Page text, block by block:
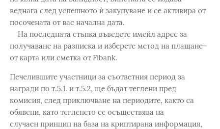
веднага след успешното ѝ закупуване и се активира от
посочената от вас начална дата.
На последната стъпка въведете имейл адрес за
получаване на разписка и изберете метод на плащане–
от карта или сметка от Fibank.
Печелившите участници за съответния период за
награди по т.5.1. и т.5.2, ще бъдат теглени пред
комисия, след приключване на периодите, както са
обявени, като тегленето се осъществява на
случаен принцип на база на криптирана информация,